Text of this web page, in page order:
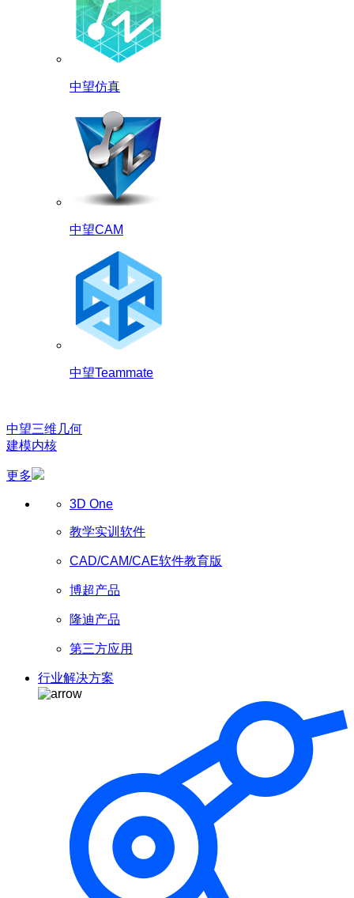
中望仿真
中望CAM
中望Teammate
中望三维几何
建模内核
更多
3D One
教学实训软件
CAD/CAM/CAE软件教育版
博超产品
隆迪产品
第三方应用
行业解决方案